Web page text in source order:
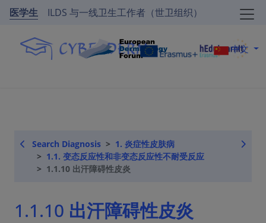
医学生 ILDS 与一线卫生工作者（世卫组织）
中文
Search Diagnosis
1. 炎症性皮肤病
1.1. 变态反应性和非变态反应性不耐受反应
1.1.10 出汗障碍性皮炎
1.1.10 出汗障碍性皮炎